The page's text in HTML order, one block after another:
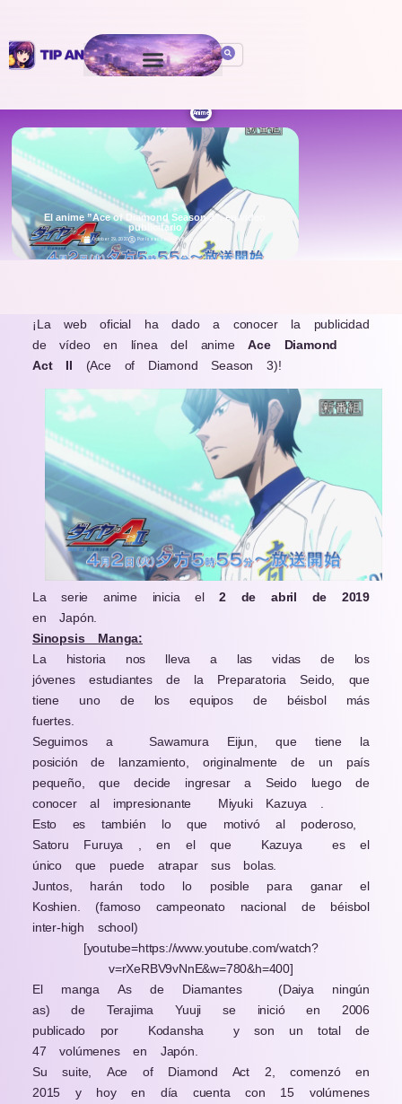
Anime
El anime ”Ace of Diamond Season 3”, en video
publicitario
October 29, 2020 Por Isaac León 5 min de Lectura
¡La web oficial ha dado a conocer la publicidad
de vídeo en línea del anime
Ace Diamond
Act II (Ace of Diamond Season 3)!
La serie anime inicia el2 de abril de 2019
en Japón.
Sinopsis Manga:
La historia nos lleva a las vidas de los
jóvenes estudiantes de la Preparatoria Seido, que
tiene uno de los equipos de béisbol más
fuertes.
Seguimos a
Sawamura Eijun, que tiene la
posición de lanzamiento, originalmente de un país
pequeño, que decide ingresar a Seido luego de
conocer al impresionante
Miyuki Kazuya .
Esto es también lo que motivó al poderoso,
Satoru Furuya , en el que
Kazuya
es el
único que puede atrapar sus bolas.
Juntos, harán todo lo posible para ganar el
Koshien. (famoso campeonato nacional de béisbol
inter-high school)
[youtube=https://www.youtube.com/watch?
v=rXeRBV9vNnE&w=780&h=400]
El manga
As de Diamantes
(Daiya ningún
as)
de Terajima Yuuji
se inició en 2006
publicado por
Kodansha
y son un total de
47 volúmenes en Japón.
Su suite,
Ace of Diamond Act 2, comenzó en
2015 y hoy en día cuenta con 15 volúmenes